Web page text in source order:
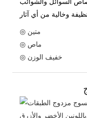
◎ متين
◎ ماص
◎ خفيف الوزن